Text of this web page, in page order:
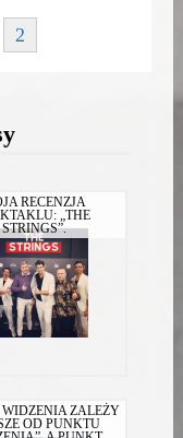
2
RECENZJA
„THE
STRINGS”.
WIDZENIA ZALEŻY
OD PUNKTU